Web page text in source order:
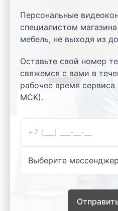
Персональные
специалистом
мебель, не выходя из
Оставьте свой номер
свяжемся с вами в
рабочее время
МСК).